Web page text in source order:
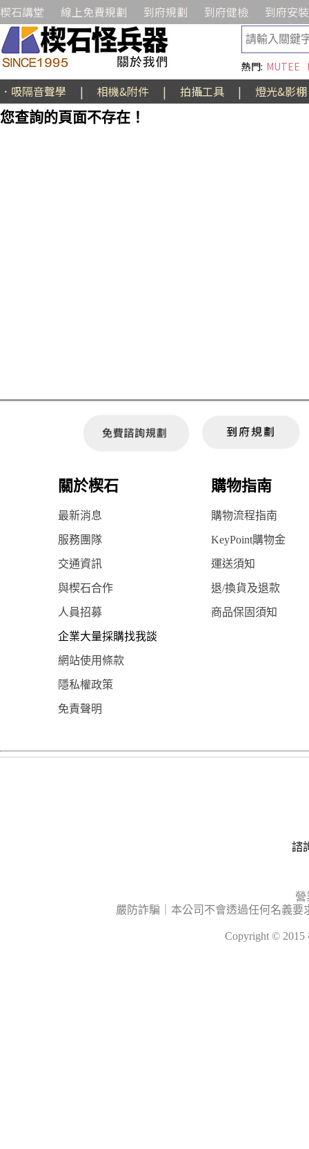
楔石講堂 線上免費規劃 到府規劃 到府健檢 到府安裝
熱門: MUTEE
．吸隔音聲學 | 相機&附件 | 拍攝工具 |
燈光&影棚
您查詢的頁面不存在！
關於楔石 購物指南
最新消息 購物流程指南
服務團隊 KeyPoint購物金
交通資訊 運送須知
與楔石合作 退/換貨及退款
人員招募 商品保固須知
企業大量採購找我談
網站使用條款
隱私權政策
免責聲明
諮
營
嚴防詐騙｜本公司不會透過任何名義
Copyright ©